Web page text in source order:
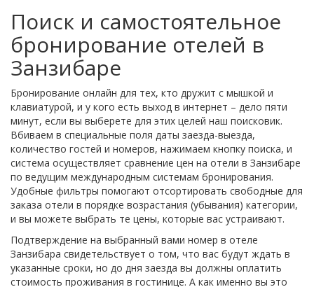
Поиск и самостоятельное
бронирование отелей в
Занзибаре
Бронирование онлайн для тех, кто дружит с мышкой и
клавиатурой, и у кого есть выход в интернет – дело пяти
минут, если вы выберете для этих целей наш поисковик.
Вбиваем в специальные поля даты заезда-выезда,
количество гостей и номеров, нажимаем кнопку поиска, и
система осуществляет сравнение цен на отели в Занзибаре
по ведущим международным системам бронирования.
Удобные фильтры помогают отсортировать свободные для
заказа отели в порядке возрастания (убывания) категории,
и вы можете выбрать те цены, которые вас устраивают.
Подтверждение на выбранный вами номер в отеле
Занзибара свидетельствует о том, что вас будут ждать в
указанные сроки, но до дня заезда вы должны оплатить
стоимость проживания в гостинице. А как именно вы это